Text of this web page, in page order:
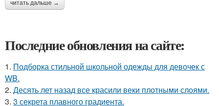
читать дальше →
Последние обновления на сайте:
1. Подборка стильной школьной одежды для девочек с
WB.
2. Десять лет назад все красили веки плотными слоями.
3. 3 секрета плавного градиента.